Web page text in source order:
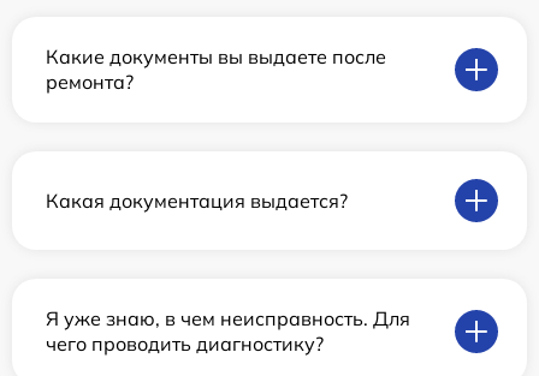
Какие документы вы выдаете после
ремонта?
Какая документация выдается?
Я уже знаю, в чем неисправность. Для
чего проводить диагностику?